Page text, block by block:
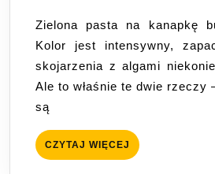
z
chlorelli
i
spiruliny
przepis
i
Zielona pasta na kanapkę budzi podejrzenia.
Kolor jest intensywny,
skojarzenia z algami
Ale to właśnie te dwie rzeczy
są
CZYTAJ WIĘCEJ CZYTAJ
WIĘCEJ